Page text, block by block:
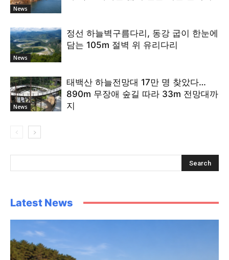
News
News
정선 하늘벽구름다리, 동강 굽이 한눈에
담는 105m 절벽 위 유리다리
News
태백산 하늘전망대 17만 명 찾았다…
890m 무장애 숲길 따라 33m 전망대까
지
Latest News